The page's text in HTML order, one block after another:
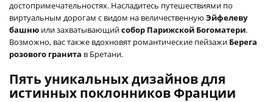
достопримечательностях. Насладитесь путешествиями по
виртуальным дорогам с видом на величественную Эйфелеву
башню или захватывающийсобор Парижской Богоматери.
Возможно, вас также вдохновят романтические пейзажи Берега
розового гранита в Бретани.
Пять уникальных дизайнов для
истинных поклонников Франции